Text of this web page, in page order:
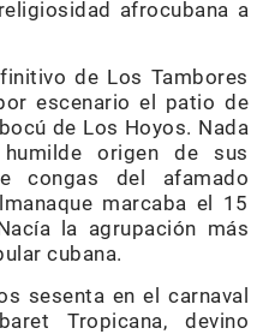
afrocubana a
de Los Tambores
escenario el patio de
de Los Hoyos. Nada
origen de sus
congas del afamado
marcaba el 15
la agrupación más
cubana.
sesenta en el carnaval
Tropicana, devino